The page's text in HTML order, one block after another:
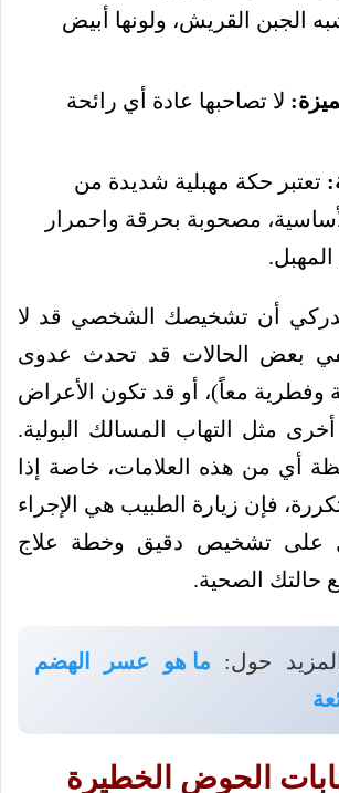
الجبن القريش، ولونها أبيض
لا تصاحبها عادة أي رائحة
تعتبر حكة مهبلية شديدة من
مصحوبة بحرقة واحمرار
أن تشخيصك الشخصي قد لا
بعض الحالات قد تحدث عدوى
وفطرية معاً)، أو قد تكون الأعراض
مثل التهاب المسالك البولية.
أي من هذه العلامات، خاصة إذا
فإن زيارة الطبيب هي الإجراء
على تشخيص دقيق وخطة علاج
حالتك الصحية.
حول: ما هو عسر الهضم
الحوض الخطيرة